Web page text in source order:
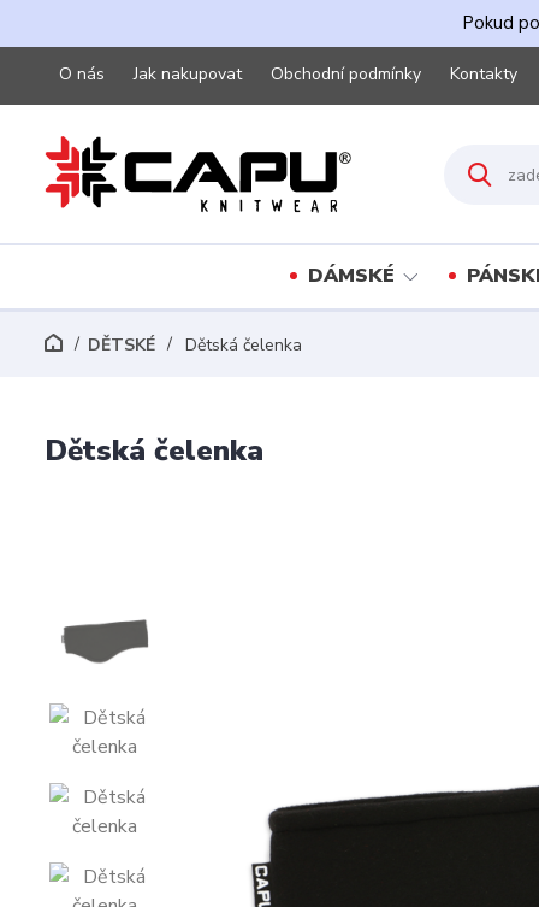
Pokud
O nás Jak nakupovat Obchodní podmínky Kontakty
DÁMSKÉ
DĚTSKÉ Dětská čelenka
Dětská čelenka